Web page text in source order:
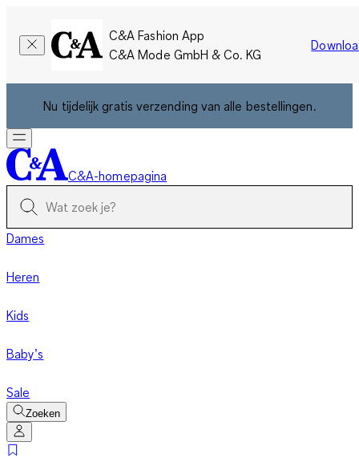
C&A Fashion App
C&A Mode GmbH & Co. KG
Nu tijdelijk gratis verzending van alle bestellingen.
C&A-homepagina
Dames
Heren
Kids
Baby’s
Sale
Zoeken